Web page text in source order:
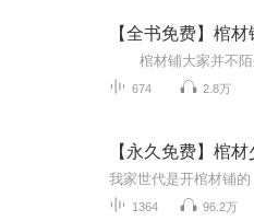
【全书免费】棺
674 2.8万
1364 96.2万